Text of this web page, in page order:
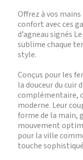
Offrez à vos
confort avec ces
d’agneau signés
sublime chaque
style.
Conçus pour les
la douceur du cuir
complémentaire,
moderne. Leur
forme de la main,
mouvement
pour la ville
touche